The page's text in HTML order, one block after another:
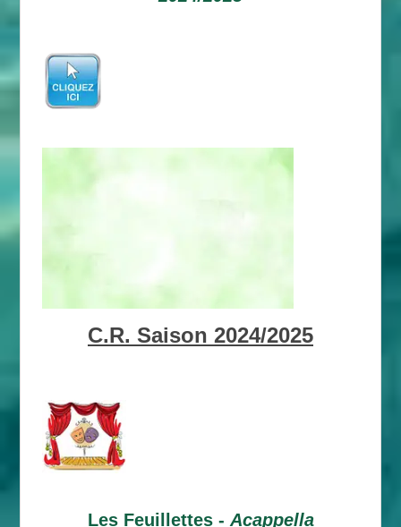
C.R. Saison 2024/2025
Les Feuillettes - Acappella